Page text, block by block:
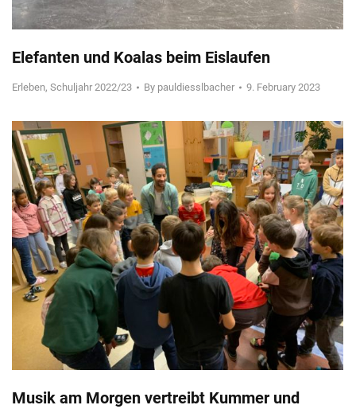
Elefanten und Koalas beim Eislaufen
Erleben, Schuljahr 2022/23 By pauldiesslbacher 9. February 2023
Musik am Morgen vertreibt Kummer und